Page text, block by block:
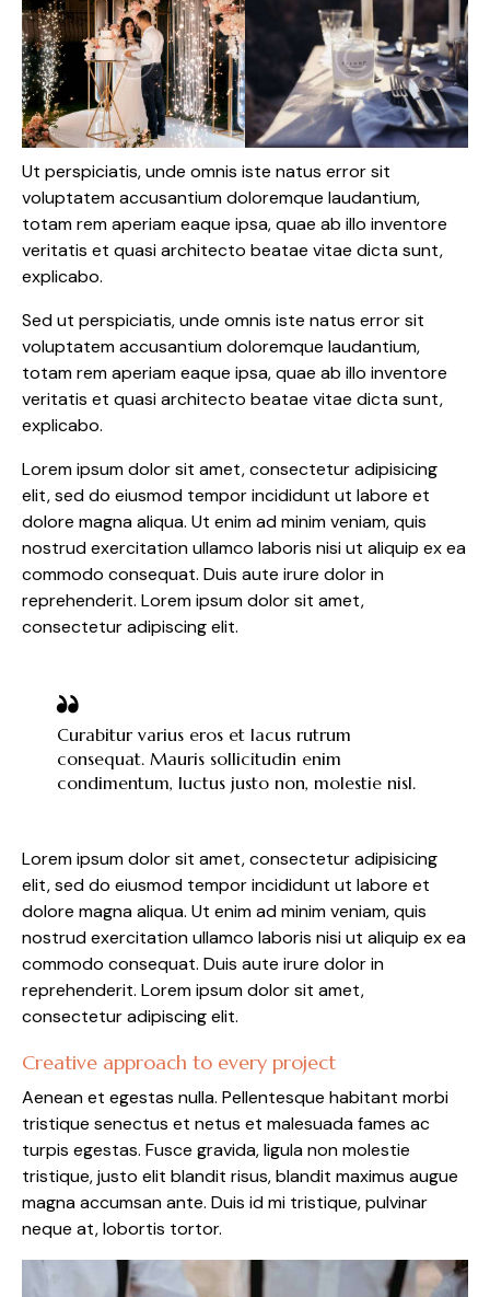
Ut perspiciatis, unde omnis iste natus error sit
voluptatem accusantium doloremque laudantium,
totam rem aperiam eaque ipsa, quae ab illo inventore
veritatis et quasi architecto beatae vitae dicta sunt,
explicabo.
Sed ut perspiciatis, unde omnis iste natus error sit
voluptatem accusantium doloremque laudantium,
totam rem aperiam eaque ipsa, quae ab illo inventore
veritatis et quasi architecto beatae vitae dicta sunt,
explicabo.
Lorem ipsum dolor sit amet, consectetur adipisicing
elit, sed do eiusmod tempor incididunt ut labore et
dolore magna aliqua. Ut enim ad minim veniam, quis
nostrud exercitation ullamco laboris nisi ut aliquip ex ea
commodo consequat. Duis aute irure dolor in
reprehenderit. Lorem ipsum dolor sit amet,
consectetur adipiscing elit.
Curabitur varius eros et lacus rutrum
consequat. Mauris sollicitudin enim
condimentum, luctus justo non, molestie nisl.
Lorem ipsum dolor sit amet, consectetur adipisicing
elit, sed do eiusmod tempor incididunt ut labore et
dolore magna aliqua. Ut enim ad minim veniam, quis
nostrud exercitation ullamco laboris nisi ut aliquip ex ea
commodo consequat. Duis aute irure dolor in
reprehenderit. Lorem ipsum dolor sit amet,
consectetur adipiscing elit.
Creative approach to every project
Aenean et egestas nulla. Pellentesque habitant morbi
tristique senectus et netus et malesuada fames ac
turpis egestas. Fusce gravida, ligula non molestie
tristique, justo elit blandit risus, blandit maximus augue
magna accumsan ante. Duis id mi tristique, pulvinar
neque at, lobortis tortor.